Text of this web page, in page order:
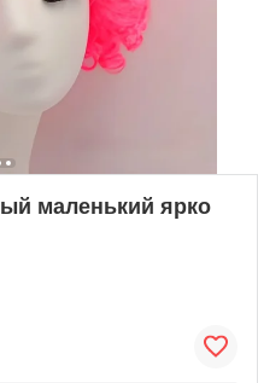
маленький ярко